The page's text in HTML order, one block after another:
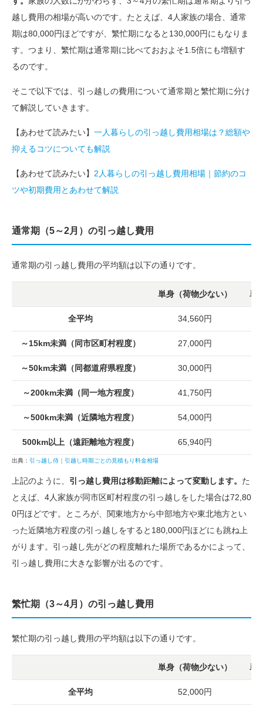
越し費用の相場が高いのです。たとえば、4人家族の場合、通常
期は80,000円ほどですが、繁忙期になると130,000円にもなりま
す。つまり、繁忙期は通常期に比べておおよそ1.5倍にも増額す
るのです。
そこで以下では、引っ越しの費用について通常期と繁忙期に分け
て解説していきます。
【あわせて読みたい】 一人暮らしの引っ越し費用相場は？総額や
抑えるコツについても解説
【あわせて読みたい】 2人暮らしの引っ越し費用相場｜節約のコ
ツや初期費用とあわせて解説
通常期（5～2月）の引っ越し費用
通常期の引っ越し費用の平均額は以下の通りです。
単身（荷物少ない） 単
全平均 34,560円
～15km未満 （同市区町村程度） 27,000円
～50km未満 （同都道府県程度） 30,000円
～200km未満 （同一地方程度） 41,750円
～500km未満 （近隣地方程度） 54,000円
500km以上 （遠距離地方程度） 65,940円
出典： 引っ越し侍｜引越し時期ごとの見積もり料金相場
上記のように、 引っ越し費用は移動距離によって変動します。 た
とえば、4人家族が同市区町村程度の引っ越しをした場合は72,80
0円ほどです。ところが、関東地方から中部地方や東北地方とい
った近隣地方程度の引っ越しをすると180,000円ほどにも跳ね上
がります。引っ越し先がどの程度離れた場所であるかによって、
引っ越し費用に大きな影響が出るのです。
繁忙期（3～4月）の引っ越し費用
繁忙期の引っ越し費用の平均額は以下の通りです。
単身（荷物少ない） 単
全平均 52,000円